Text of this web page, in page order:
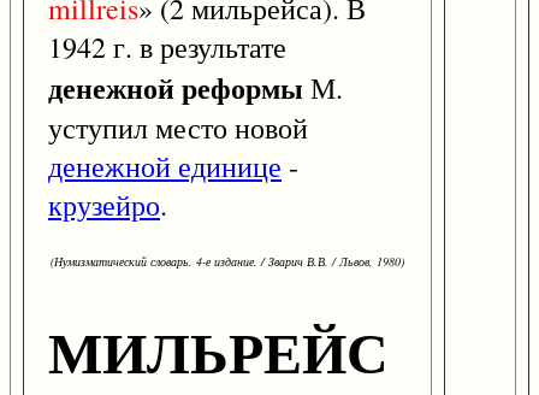
millreis» (2 мильрейса). В
1942 г. в результате
денежной реформы М.
уступил место новой
денежной единице -
крузейро.
(Нумизматический словарь. 4-е издание. / Зварич В.В. / Львов, 1980)
МИЛЬРЕЙС